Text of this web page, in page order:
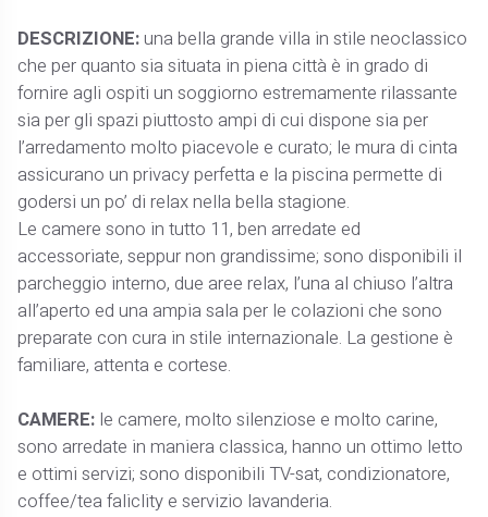
DESCRIZIONE:una bella grande villa in stile neoclassico
che per quanto sia situata in piena città è in grado di
fornire agli ospiti un soggiorno estremamente rilassante
sia per gli spazi piuttosto ampi di cui dispone sia per
l’arredamento molto piacevole e curato; le mura di cinta
assicurano un privacy perfetta e la piscina permette di
godersi un po’ di relax nella bella stagione.
Le camere sono in tutto 11, ben arredate ed
accessoriate, seppur non grandissime; sono disponibili il
parcheggio interno, due aree relax, l’una al chiuso l’altra
all’aperto ed una ampia sala per le colazioni che sono
preparate con cura in stile internazionale. La gestione è
familiare, attenta e cortese.
CAMERE: le camere, molto silenziose e molto carine,
sono arredate in maniera classica, hanno un ottimo letto
e ottimi servizi; sono disponibili TV-sat, condizionatore,
coffee/tea faliclity e servizio lavanderia.